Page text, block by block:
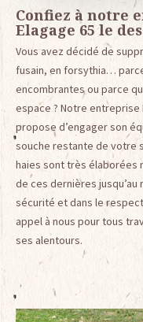
Confiez à notre
Elagage 65 le
Vous avez décidé de
fusain, en forsythia…
encombrantes ou parce
espace ? Notre entreprise
propose d’engager son
souche restante de votre
haies sont très élaborées
de ces dernières jusqu’au
sécurité et dans le
appel à nous pour tous
ses alentours.